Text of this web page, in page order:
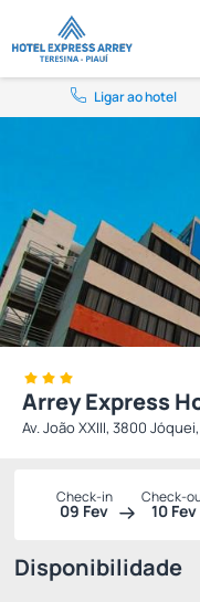
Ligar ao hotel
Arrey Express
Av. João XXIII, 3800
Check-in
09 Fev
Check-
10 Fev
Disponibilidade